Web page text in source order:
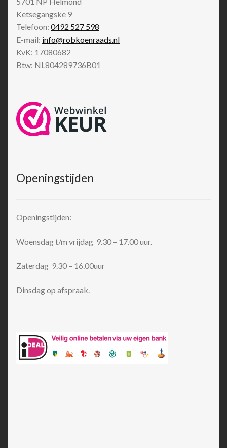
Ketsegangske 9
Telefoon: 0492 527 598
E-mail: info@robkoenraads.nl
KvK: 17080682
Btw: NL804289736B01
Openingstijden
Openingstijden:
Woensdag t/m vrijdag 9.30 – 17.00 uur.
Zaterdag 9.30 – 16.00uur
Dinsdag op afspraak.